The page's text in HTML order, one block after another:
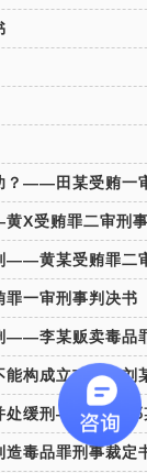
？——田某受贿一
X受贿罪二审刑
——黄某受贿罪二
一审刑事判决书
——李某贩卖毒品
能构成立功——刘
处缓刑——孙某,邓
造毒品罪刑事裁定